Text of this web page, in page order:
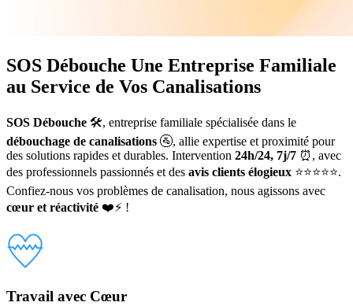
SOS Débouche Une Entreprise Familiale
au Service de Vos Canalisations
SOS Débouche 🛠️, entreprise familiale spécialisée dans le
débouchage de canalisations 🚰, allie expertise et proximité pour
des solutions rapides et durables. Intervention 24h/24, 7j/7 ⏰, avec
des professionnels passionnés et des avis clients élogieux ⭐⭐⭐⭐⭐.
Confiez-nous vos problèmes de canalisation, nous agissons avec
cœur et réactivité ❤️⚡ !
Travail avec Cœur